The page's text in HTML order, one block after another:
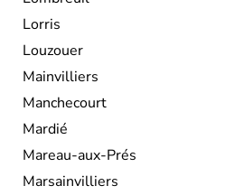
Lorris
Louzouer
Mainvilliers
Manchecourt
Mardié
Mareau-aux-Prés
Marsainvilliers